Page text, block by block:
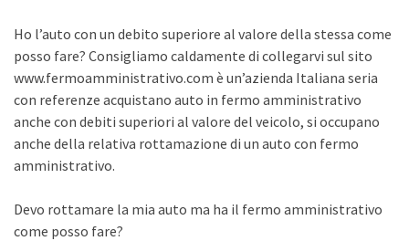
Ho l’auto con un debito superiore al valore della stessa come
posso fare? Consigliamo caldamente di collegarvi sul sito
www.fermoamministrativo.com è un’azienda Italiana seria
con referenze acquistano auto in fermo amministrativo
anche con debiti superiori al valore del veicolo, si occupano
anche della relativa rottamazione di un auto con fermo
amministrativo.
Devo rottamare la mia auto ma ha il fermo amministrativo
come posso fare?